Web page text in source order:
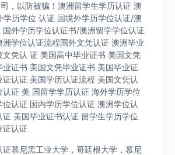
，以防被骗！澳洲留学生学历认证 澳
学历学位 认证 国境外学历学位认证/澳
国外学历学位认证书/澳洲留学学位认证
学位认证流程国外文凭认证 澳洲毕业
文凭认 证 美国高中毕业证书 美国文凭
证书 美国文凭毕业证书 美国毕业证
认证 美国学历认证流程 美国文凭认
证 美 国留学学历认证 海外学历学位
认证 国内学历学位认证 澳洲学位认
美国毕业证书认证 留学生学历学位
证认证
慕尼黑工业大学，哥廷根大学，慕尼